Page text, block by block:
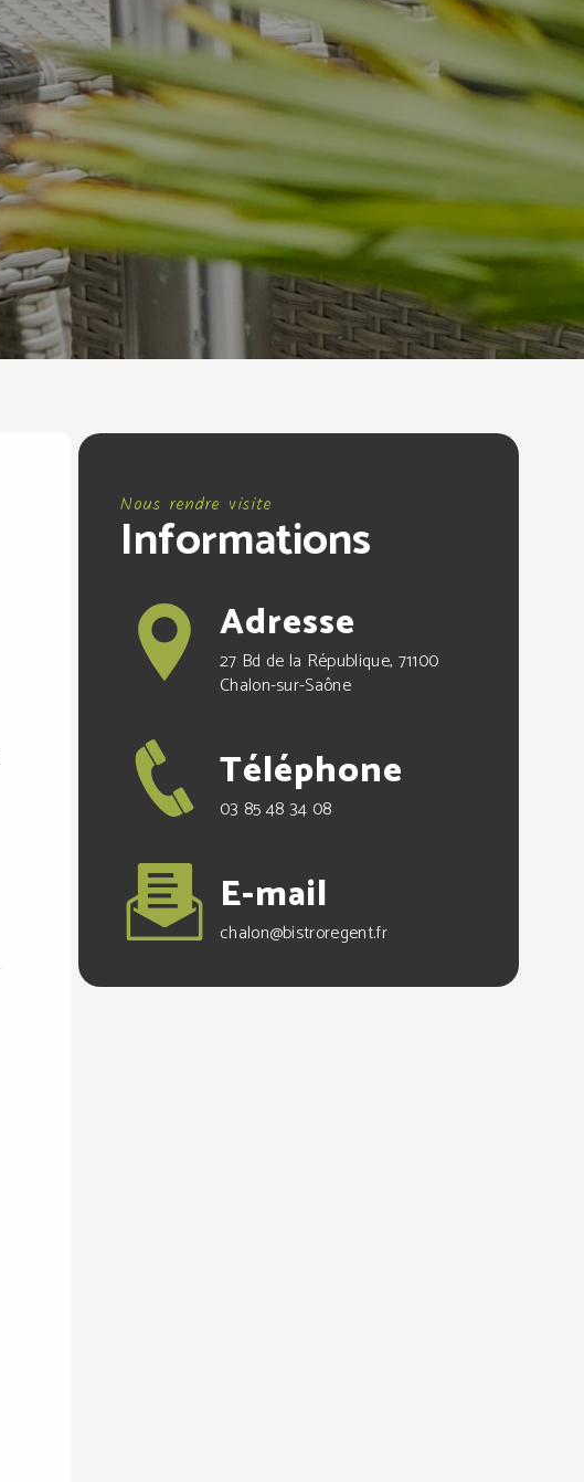
Nous rendre visite
Informations
Adresse
27 Bd de la République, 71100
Chalon-sur-Saône
Téléphone
03 85 48 34 08
E-mail
chalon@bistroregent.fr